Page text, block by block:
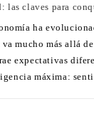
las claves para
ha
mucho más allá
expectativas
máxima: